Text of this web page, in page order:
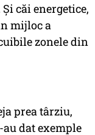
căi energetice,
mijloc a
zonele din
prea târziu,
dat exemple